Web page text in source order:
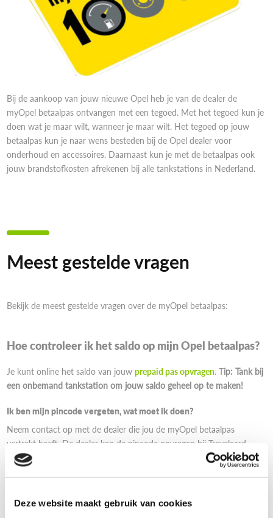
Deze website maakt gebruik van cookies
Bij de aankoop van jouw nieuwe Opel heb je van de dealer de
myOpel betaalpas ontvangen met een tegoed. Met het tegoed kun je
doen wat je maar wilt, wanneer je maar wilt. Het tegoed op jouw
betaalpas kun je naar wens besteden bij de Opel dealer voor
onderhoud en accessoires. Daarnaast kun je met de betaalpas ook
jouw brandstofkosten afrekenen bij alle tankstations in Nederland.
Meest gestelde vragen
Bekijk de meest gestelde vragen over de myOpel betaalpas:
Hoe controleer ik het saldo op mijn Opel betaalpas?
Je kunt online het saldo van jouwprepaid pas opvragen. Tip: Tank bij
een onbemand tankstation om jouw saldo geheel op te maken!
Ik ben mijn pincode vergeten, wat moet ik doen?
Neem contact op met de dealer die jou de myOpel betaalpas
vertrekt heeft. De dealer kan de pincode opvragen bij Travelcard.
Ik ben mijn myOpel betaalpas verloren, wat moet ik doen?
vertrekt heeft. De dealer kan een nieuwe betaalpas opvragen bij